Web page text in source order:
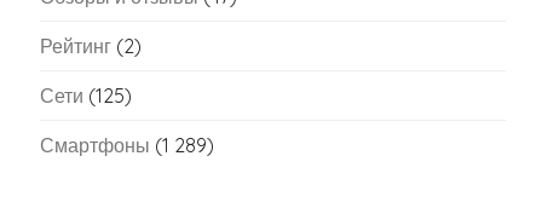
Рейтинг (2)
Сети (125)
Смартфоны (1 289)